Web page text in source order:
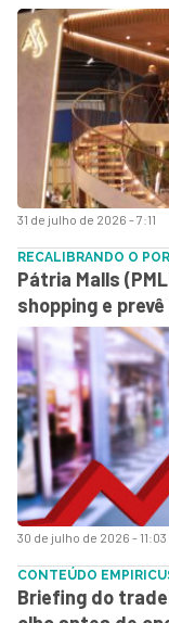
31 de julho de 2026 - 7:11
30 de julho de 2026 - 11:03
RECALIBRANDO O
Pátria Malls
shopping e
CONTEÚDO
Briefing do